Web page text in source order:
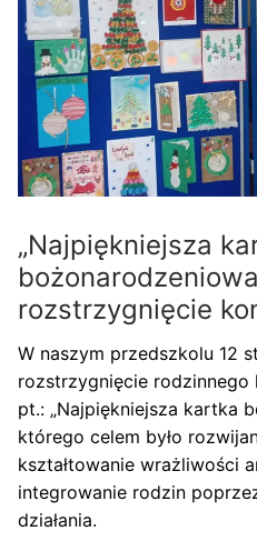
„Najpiękniejsza
rozstrzygnięcie
W naszym przedszkolu 12
rozstrzygnięcie rodzinnego
pt.: „Najpiękniejsza kartka
którego celem było
kształtowanie wrażliwości
integrowanie rodzin
działania.